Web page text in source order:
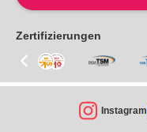
Zertifizierungen
Instagram